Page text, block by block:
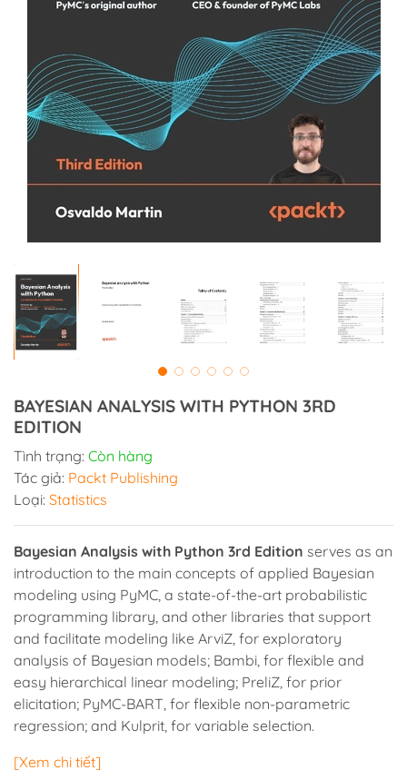
BAYESIAN ANALYSIS WITH PYTHON 3RD
EDITION
Tình trạng: Còn hàng
Tác giả: Packt Publishing
Loại: Statistics
Bayesian Analysis with Python 3rd Edition serves as an
introduction to the main concepts of applied Bayesian
modeling using PyMC, a state-of-the-art probabilistic
programming library, and other libraries that support
and facilitate modeling like ArviZ, for exploratory
analysis of Bayesian models; Bambi, for flexible and
easy hierarchical linear modeling; PreliZ, for prior
elicitation; PyMC-BART, for flexible non-parametric
regression; and Kulprit, for variable selection.
[Xem chi tiết]